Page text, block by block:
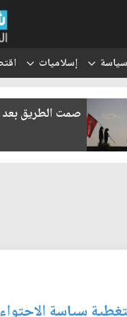
سياسة إسلاميات
صمت الطريق بعد